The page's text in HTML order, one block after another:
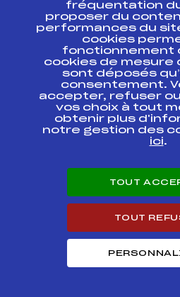
Ressources
Pass’Neige
Projet sportif fédéral
Projet de performance
Antidopage
Pôle Développement,
Scientifique
Listes ministérielles
Pôle vie de l’athlète
Carrières
fréquentation
proposer du
performances du
cookies
fonctionnement
cookies de mesure
sont déposés
consentement.
accepter, refuser
vos choix à tout
obtenir plus
notre gestion des
ici.
TOUT
TOUT